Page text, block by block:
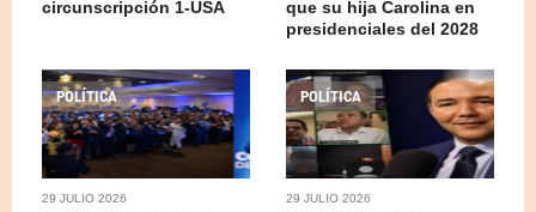
circunscripción 1-USA
que su hija Carolina en
presidenciales del 2028
POLÍTICA
29 JULIO 2026
POLÍTICA
29 JULIO 2026